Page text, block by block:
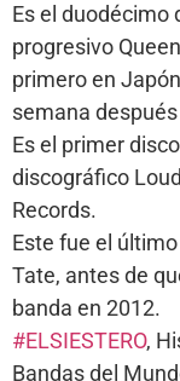
Es el duodécimo
progresivo
primero en
semana después
Es el primer
discográfico
Records.
Este fue el
Tate, antes de
banda en 2012.
#ELSIESTERO,
Bandas del